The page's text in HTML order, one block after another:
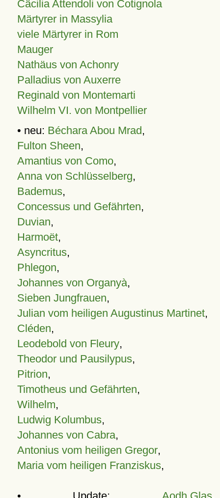
Cäcilia Attendoli von Cotignola
Märtyrer in Massylia
viele Märtyrer in Rom
Mauger
Nathäus von Achonry
Palladius von Auxerre
Reginald von Montemarti
Wilhelm VI. von Montpellier
• neu: Béchara Abou Mrad,
Fulton Sheen,
Amantius von Como,
Anna von Schlüsselberg,
Bademus,
Concessus und Gefährten,
Duvian,
Harmoët,
Asyncritus,
Phlegon,
Johannes von Organyà,
Sieben Jungfrauen,
Julian vom heiligen Augustinus Martinet,
Cléden,
Leodebold von Fleury,
Theodor und Pausilypus,
Pitrion,
Timotheus und Gefährten,
Wilhelm,
Ludwig Kolumbus,
Johannes von Cabra,
Antonius vom heiligen Gregor,
Maria vom heiligen Franziskus,